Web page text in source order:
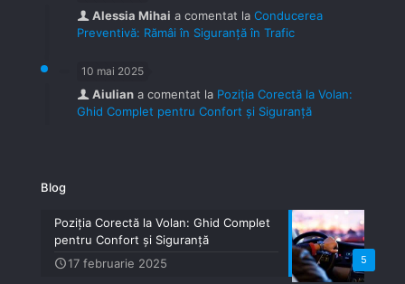
Alessia Mihai a comentat la Conducerea
Preventivă: Rămâi în Siguranță în Trafic
10 mai 2025
Aiulian a comentat la Poziția Corectă la Volan:
Ghid Complet pentru Confort și Siguranță
Blog
5
Poziția Corectă la Volan: Ghid Complet
pentru Confort și Siguranță
17 februarie 2025